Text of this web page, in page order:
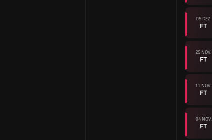
05 DEZ.
FT
25 NOV.
FT
11 NOV.
FT
04 NOV.
FT